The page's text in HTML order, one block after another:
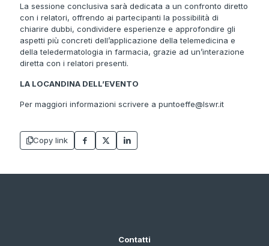
La sessione conclusiva sarà dedicata a un confronto diretto
con i relatori, offrendo ai partecipanti la possibilità di
chiarire dubbi, condividere esperienze e approfondire gli
aspetti più concreti dell’applicazione della telemedicina e
della teledermatologia in farmacia, grazie ad un’interazione
diretta con i relatori presenti.
LA LOCANDINA DELL’EVENTO
Per maggiori informazioni scrivere a puntoeffe@lswr.it
Copy link
Contatti